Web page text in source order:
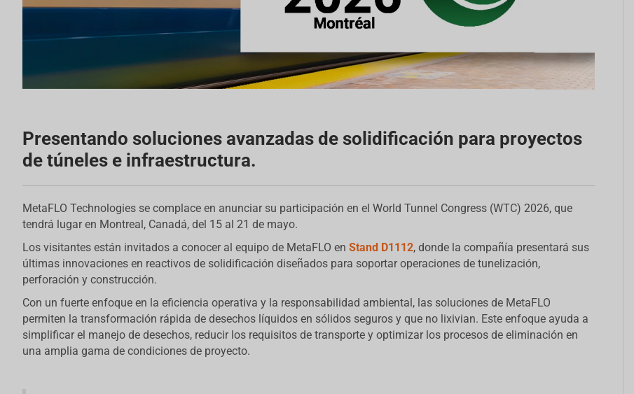
Presentando soluciones avanzadas de solidificación para proyectos
de túneles e infraestructura.
MetaFLO Technologies se complace en anunciar su participación en el World Tunnel Congress (WTC) 2026, que
tendrá lugar en Montreal, Canadá, del 15 al 21 de mayo.
Los visitantes están invitados a conocer al equipo de MetaFLO en Stand D1112, donde la compañía presentará sus
últimas innovaciones en reactivos de solidificación diseñados para soportar operaciones de tunelización,
perforación y construcción.
Con un fuerte enfoque en la eficiencia operativa y la responsabilidad ambiental, las soluciones de MetaFLO
permiten la transformación rápida de desechos líquidos en sólidos seguros y que no lixivian. Este enfoque ayuda a
simplificar el manejo de desechos, reducir los requisitos de transporte y optimizar los procesos de eliminación en
una amplia gama de condiciones de proyecto.